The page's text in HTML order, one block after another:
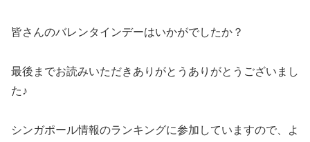
皆さんのバレンタインデーはいかがでしたか？
最後までお読みいただきありがとうありがとうございまし
た♪
シンガポール情報のランキングに参加していますので、よ